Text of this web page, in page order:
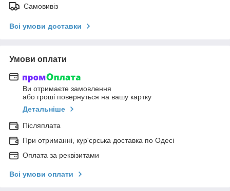
Самовивіз
Всі умови доставки
Умови оплати
Ви отримаєте замовлення
або гроші повернуться на вашу картку
Детальніше
Післяплата
При отриманні, кур'єрська доставка по Одесі
Оплата за реквізитами
Всі умови оплати